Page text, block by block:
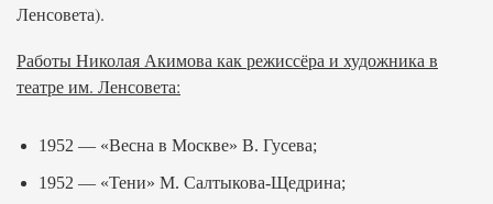
Ленсовета).
Работы Николая Акимова как режиссёра и художника в
театре им. Ленсовета:
1952 — «Весна в Москве» В. Гусева;
1952 — «Тени» М. Салтыкова-Щедрина;